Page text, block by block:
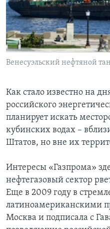
Learning English
СОЦИАЛЬНЫЕ СЕТИ
Языки
Венесуэльский нефтяной
Как стало известно на
российского
планирует искать
кубинских водах –
Штатов, но вне их
Интересы «Газпрома»
нефтегазовый сектор
Еще в 2009 году в
латиноамериканскими
Москва и подписала с